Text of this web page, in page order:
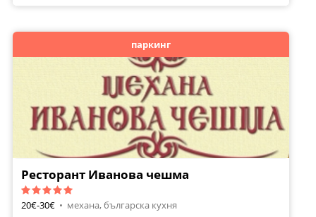
паркинг
Ресторант Иванова чешма
20€-30€ • механа, българска кухня